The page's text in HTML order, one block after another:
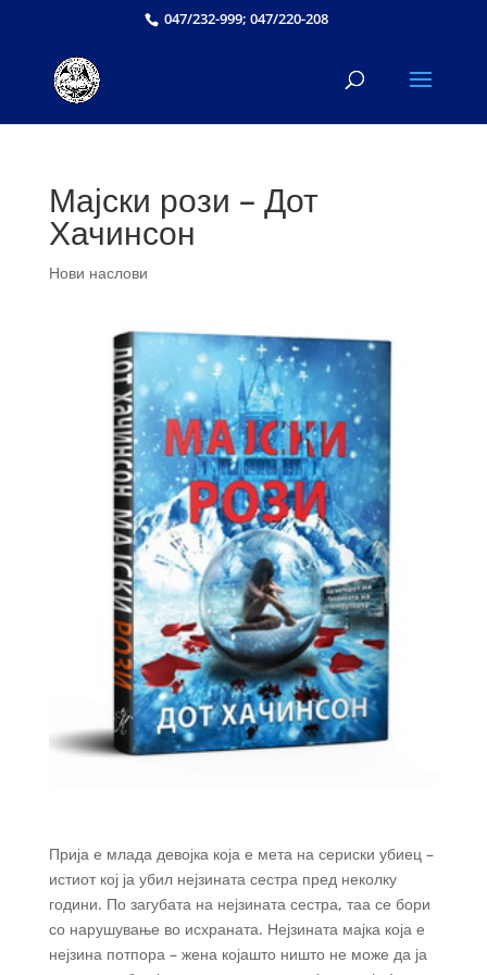
047/232-999; 047/220-208
Мајски рози – Дот
Хачинсон
Нови наслови
Прија е млада девојка која е мета на сериски убиец –
истиот кој ја убил нејзината сестра пред неколку
години. По загубата на нејзината сестра, таа се бори
со нарушување во исхраната. Нејзината мајка која е
нејзина потпора – жена којашто ништо не може да ја